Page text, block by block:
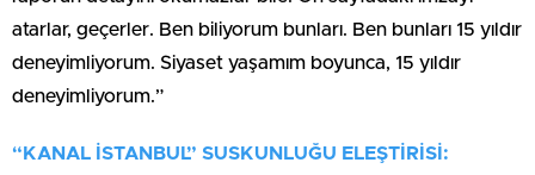
atarlar, geçerler. Ben biliyorum bunları. Ben bunları 15 yıldır
deneyimliyorum. Siyaset yaşamım boyunca, 15 yıldır
deneyimliyorum.”
“KANAL İSTANBUL” SUSKUNLUĞU ELEŞTİRİSİ: